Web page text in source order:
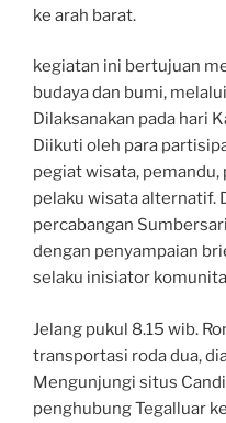
ke arah barat.
kegiatan ini bertujuan
budaya dan bumi,
Dilaksanakan pada hari
Diikuti oleh para
pegiat wisata,
pelaku wisata alternatif.
percabangan
dengan penyampaian
selaku inisiator
Jelang pukul 8.15 wib.
transportasi roda dua,
Mengunjungi situs
penghubung Tegalluar